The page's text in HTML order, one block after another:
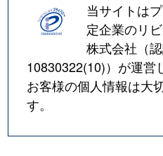
当サイトは
定企業のリ
株式会社（
10830322(10)）が運営
お客様の個人情報は大
す。